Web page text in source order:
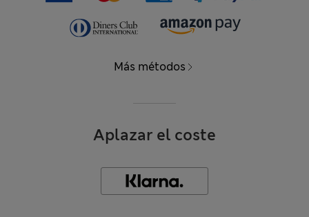
Más métodos
Aplazar el coste